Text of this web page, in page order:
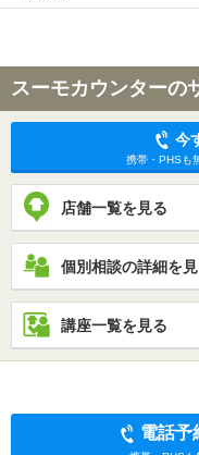
スーモカウンターの
今
携帯・PHSも
店舗一覧を見る
個別相談の詳細を
講座一覧を見る
電話予